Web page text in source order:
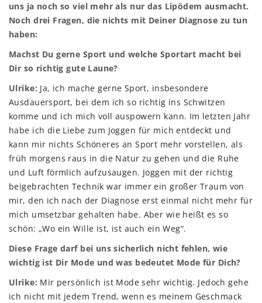
uns ja noch so viel mehr als nur das Lipödem ausmacht.
Noch drei Fragen, die nichts mit Deiner Diagnose zu tun
haben:
Machst Du gerne Sport und welche Sportart macht bei
Dir so richtig gute Laune?
Ulrike: Ja, ich mache gerne Sport, insbesondere
Ausdauersport, bei dem ich so richtig ins Schwitzen
komme und ich mich voll auspowern kann. Im letzten Jahr
habe ich die Liebe zum Joggen für mich entdeckt und
kann mir nichts Schöneres an Sport mehr vorstellen, als
früh morgens raus in die Natur zu gehen und die Ruhe
und Luft förmlich aufzusaugen. Joggen mit der richtig
beigebrachten Technik war immer ein großer Traum von
mir, den ich nach der Diagnose erst einmal nicht mehr für
mich umsetzbar gehalten habe. Aber wie heißt es so
schön: „Wo ein Wille ist, ist auch ein Weg“.
Diese Frage darf bei uns sicherlich nicht fehlen, wie
wichtig ist Dir Mode und was bedeutet Mode für Dich?
Ulrike: Mir persönlich ist Mode sehr wichtig. Jedoch gehe
ich nicht mit jedem Trend, wenn es meinem Geschmack